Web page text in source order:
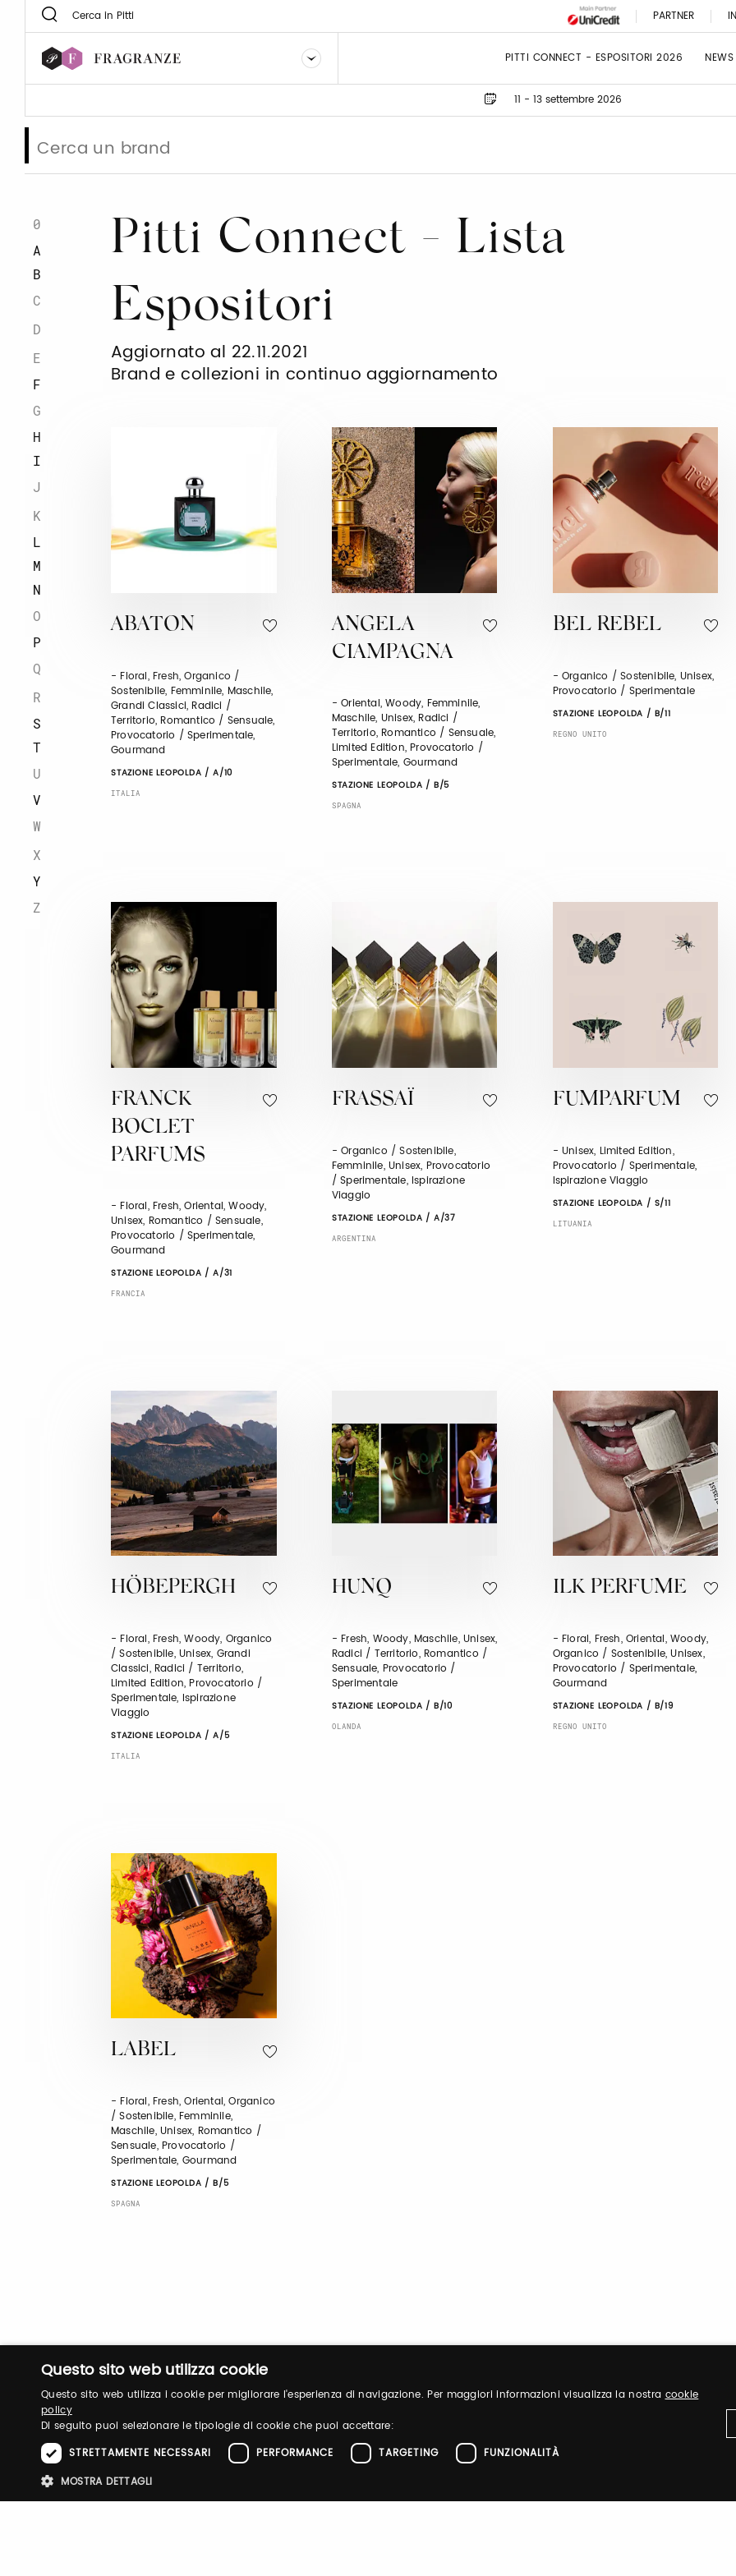
PARTNER
PITTI CONNECT - ESPOSITORI 2026 NEWS
11 - 13 settembre 2026
0
A
B
C
D
E
F
G
H
I
J
K
L
M
N
O
P
Q
R
S
T
U
V
W
X
Y
Z
Pitti Connect - Lista
Espositori
Aggiornato al 22.11.2021
Brand e collezioni in continuo aggiornamento
ABATON
- Floral, Fresh, Organico /
Sostenibile, Femminile, Maschile,
Grandi Classici, Radici /
Territorio, Romantico / Sensuale,
Provocatorio / Sperimentale,
Gourmand
STAZIONE LEOPOLDA / A/10
ITALIA
ANGELA
CIAMPAGNA
- Oriental, Woody, Femminile,
Maschile, Unisex, Radici /
Territorio, Romantico / Sensuale,
Limited Edition, Provocatorio /
Sperimentale, Gourmand
STAZIONE LEOPOLDA / B/5
SPAGNA
BEL REBEL
- Organico / Sostenibile, Unisex,
Provocatorio / Sperimentale
STAZIONE LEOPOLDA / B/11
REGNO UNITO
FRANCK
BOCLET
PARFUMS
- Floral, Fresh, Oriental, Woody,
Unisex, Romantico / Sensuale,
Provocatorio / Sperimentale,
Gourmand
STAZIONE LEOPOLDA / A/31
FRANCIA
FRASSAÏ
- Organico / Sostenibile,
Femminile, Unisex, Provocatorio
/ Sperimentale, Ispirazione
Viaggio
STAZIONE LEOPOLDA / A/37
ARGENTINA
FUMPARFUM
- Unisex, Limited Edition,
Provocatorio / Sperimentale,
Ispirazione Viaggio
STAZIONE LEOPOLDA / S/11
LITUANIA
HÖBEPERGH
- Floral, Fresh, Woody, Organico
/ Sostenibile, Unisex, Grandi
Classici, Radici / Territorio,
Limited Edition, Provocatorio /
Sperimentale, Ispirazione
Viaggio
STAZIONE LEOPOLDA / A/5
ITALIA
HUNQ
- Fresh, Woody, Maschile, Unisex,
Radici / Territorio, Romantico /
Sensuale, Provocatorio /
Sperimentale
STAZIONE LEOPOLDA / B/10
OLANDA
ILK PERFUME
- Floral, Fresh, Oriental, Woody,
Organico / Sostenibile, Unisex,
Provocatorio / Sperimentale,
Gourmand
STAZIONE LEOPOLDA / B/19
REGNO UNITO
LABEL
- Floral, Fresh, Oriental, Organico
/ Sostenibile, Femminile,
Maschile, Unisex, Romantico /
Sensuale, Provocatorio /
Sperimentale, Gourmand
STAZIONE LEOPOLDA / B/5
SPAGNA
Questo sito web utilizza cookie
Questo sito web utilizza i cookie per migliorare l'esperienza di navigazione. Per maggiori informazioni visualizza la nostracookie
policy
Di seguito puoi selezionare le tipologie di cookie che puoi accettare:
STRETTAMENTE NECESSARI
PERFORMANCE TARGETING
FUNZIONALITÀ
MOSTRA DETTAGLI